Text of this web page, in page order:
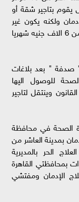
بتاجير شقة أو
ولكنه يكون غير
مرخص وبمقابل مادى كبير يصل الي أكثر من 6 الاف جنيه شهريا
" صدفة " بعد بلاغات
للوصول اليها
وينتقل لتاجير
الصحة في محافظة
بمدينة العاشر من
الحر بالمديرية
بمحافظتي القاهرة
الإدمان ومفتشي